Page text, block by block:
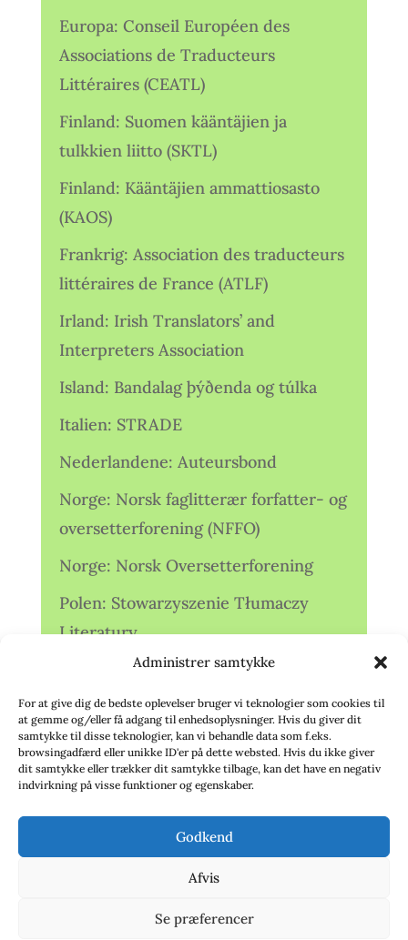
Administrer samtykke
For at give dig de bedste oplevelser bruger vi teknologier som cookies til
at gemme og/eller få adgang til enhedsoplysninger. Hvis du giver dit
samtykke til disse teknologier, kan vi behandle data som f.eks.
browsingadfærd eller unikke ID'er på dette websted. Hvis du ikke giver
dit samtykke eller trækker dit samtykke tilbage, kan det have en negativ
indvirkning på visse funktioner og egenskaber.
Godkend
Afvis
Se præferencer
Europa: Conseil Européen des
Associations de Traducteurs
Littéraires (CEATL)
Finland: Suomen kääntäjien ja
tulkkien liitto (SKTL)
Finland: Kääntäjien ammattiosasto
(KAOS)
Frankrig: Association des traducteurs
littéraires de France (ATLF)
Irland: Irish Translators’ and
Interpreters Association
Island: Bandalag þýðenda og túlka
Italien: STRADE
Nederlandene: Auteursbond
Norge: Norsk faglitterær forfatter- og
oversetterforening (NFFO)
Norge: Norsk Oversetterforening
Polen: Stowarzyszenie Tłumaczy
Literatury
Storbritannien: Translators
Association (TA)
Sverige: Översättarsektionen (Ö.)
Sverige: Översättarcentrum (ÖC)
deutschsprachiger Übersetzer (VdÜ)
© 2020 - Babelfisken